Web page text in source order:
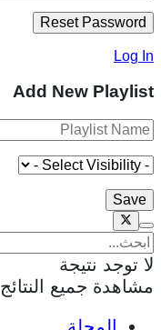
Log In
Add New Playlist
لا توجد نتيجة
مشاهدة جميع النتائج